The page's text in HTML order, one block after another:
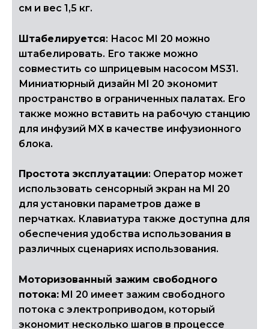
см и вес 1,5 кг.
Штабелируется: Насос MI 20 можно
штабелировать. Его также можно
совместить со шприцевым насосом MS31.
Миниатюрный дизайн MI 20 экономит
пространство в ограниченных палатах. Его
также можно вставить на рабочую станцию
​​для инфузий MX в качестве инфузионного
блока.
Простота эксплуатации: Оператор может
использовать сенсорный экран на MI 20
для установки параметров даже в
перчатках. Клавиатура также доступна для
обеспечения удобства использования в
различных сценариях использования.
Моторизованный зажим свободного
потока: MI 20 имеет зажим свободного
потока с электроприводом, который
экономит несколько шагов в процессе